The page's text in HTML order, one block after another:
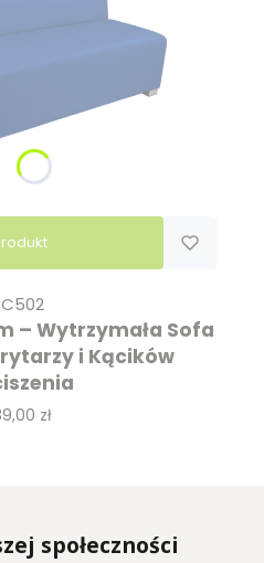
– Wytrzymała Sofa
i Kącików
zł
społeczności